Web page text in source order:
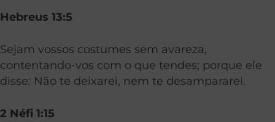
Hebreus 13:5
Sejam vossos costumes sem avareza,
contentando-vos com o que tendes; porque ele
disse: Não te deixarei, nem te desampararei.
2 Néfi 1:15